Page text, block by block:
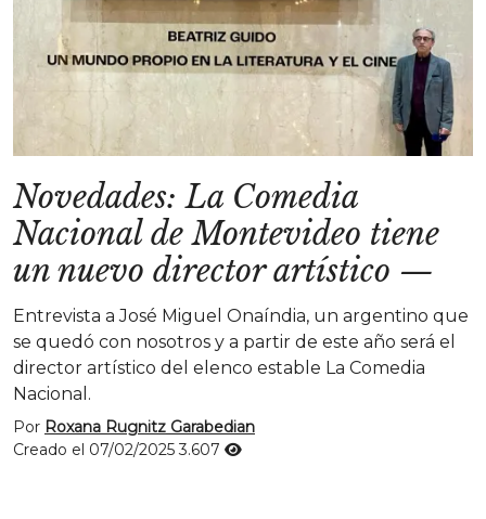
Novedades: La Comedia
Nacional de Montevideo tiene
un nuevo director artístico —
Entrevista a José Miguel Onaíndia, un argentino que
se quedó con nosotros y a partir de este año será el
director artístico del elenco estable La Comedia
Nacional.
Por Roxana Rugnitz Garabedian
Creado el 07/02/20253.607